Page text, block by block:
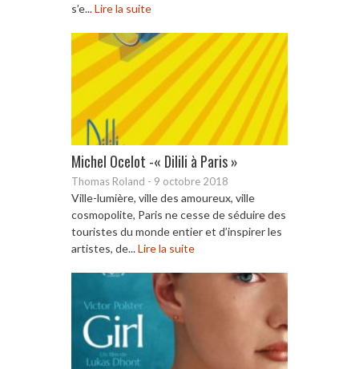
s’e...Lire la suite
Michel Ocelot -« Dilili à Paris »
Thomas Roland - 9 octobre 2018
Ville-lumière, ville des amoureux, ville
cosmopolite, Paris ne cesse de séduire des
touristes du monde entier et d’inspirer les
artistes, de...Lire la suite